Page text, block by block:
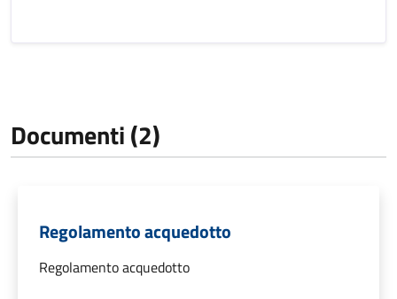
Documenti (2)
Regolamento acquedotto
Regolamento acquedotto